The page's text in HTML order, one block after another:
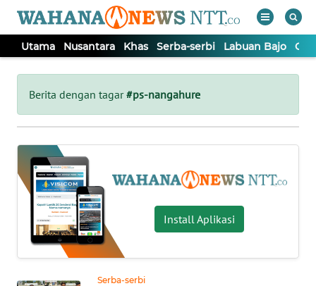
Utama Nusantara Khas Serba-serbi Labuan Bajo
Berita dengan tagar#ps-nangahure
Install Aplikasi
Serba-serbi
Tutup
UTAMA
NUSANTARA
KHAS
SERBA-
SERBI